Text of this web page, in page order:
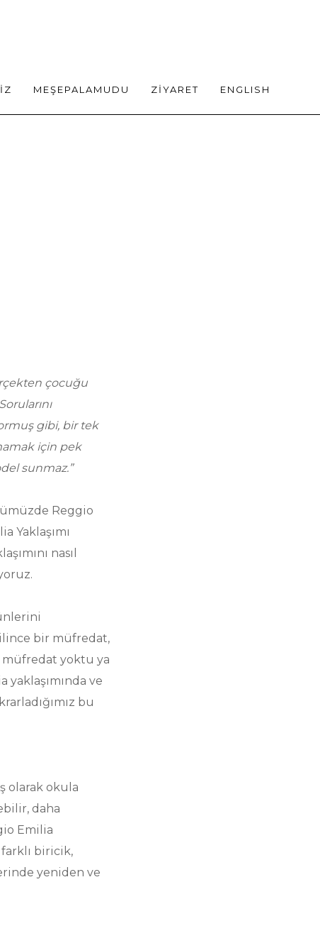
MEŞEPALAMUDU ZİYARET ENGLISH
çocuğu
gibi, bir tek
için pek
sunmaz.”
Reggio
Yaklaşımı
nasıl
bir müfredat,
müfredat yoktu ya
ve
bu
olarak okula
daha
Emilia
farklı biricik,
yeniden ve